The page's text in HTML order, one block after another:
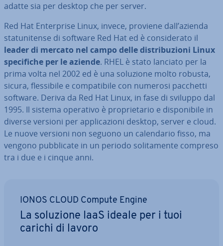
adatte sia per desktop che per server.
Red Hat En­ter­pri­se Linux, invece, proviene dall’azienda
sta­tu­ni­ten­se di software Red Hat ed è con­si­de­ra­to il
leader di mercato nel campo delle di­stri­bu­zio­ni Linux
spe­ci­fi­che per le aziende. RHEL è stato lanciato per la
prima volta nel 2002 ed è una soluzione molto robusta,
sicura, fles­si­bi­le e com­pa­ti­bi­le con numerosi pacchetti
software. Deriva da Red Hat Linux, in fase di sviluppo dal
1995. Il sistema operativo è pro­prie­ta­rio e di­spo­ni­bi­le in
diverse versioni per ap­pli­ca­zio­ni desktop, server e cloud.
Le nuove versioni non seguono un ca­len­da­rio fisso, ma
vengono pub­bli­ca­te in un periodo so­li­ta­men­te compreso
tra i due e i cinque anni.
IONOS CLOUD Compute Engine
La soluzione IaaS ideale per i tuoi
carichi di lavoro